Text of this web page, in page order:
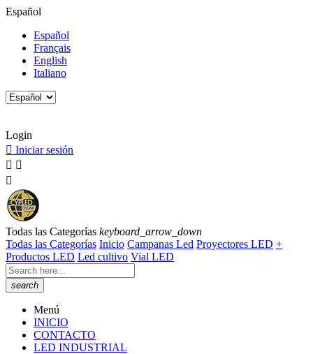
Español
Español
Français
English
Italiano
Login
 Iniciar sesión
 

Todas las Categorías keyboard_arrow_down
Todas las Categorías Inicio Campanas Led Proyectores LED +
Productos LED Led cultivo Vial LED
search
Menú
INICIO
CONTACTO
LED INDUSTRIAL